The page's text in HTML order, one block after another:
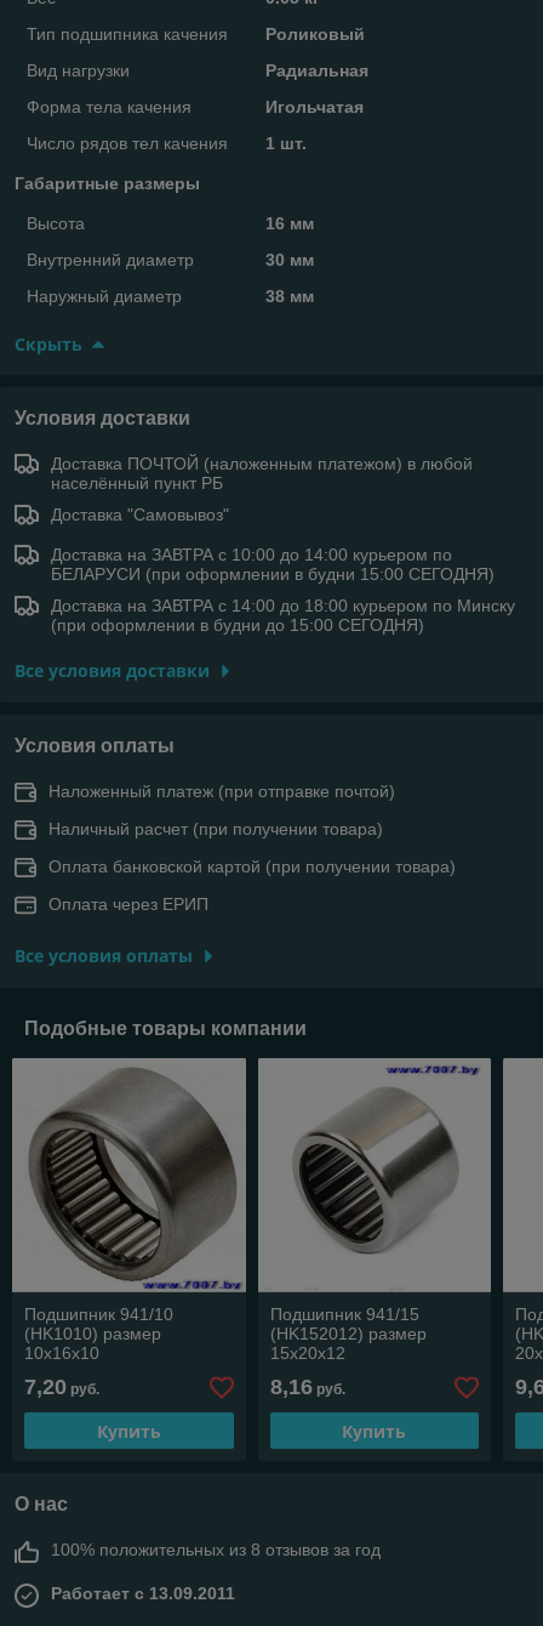
Тип подшипника качения
Роликовый
Вид нагрузки
Радиальная
Форма тела качения
Игольчатая
Число рядов тел качения
1 шт.
Габаритные размеры
Высота
16 мм
Внутренний диаметр
30 мм
Наружный диаметр
38 мм
Скрыть
Условия доставки
Доставка ПОЧТОЙ (наложенным платежом) в любой
населённый пункт РБ
Доставка "Самовывоз"
Доставка на ЗАВТРА с 10:00 до 14:00 курьером по
БЕЛАРУСИ (при оформлении в будни 15:00 СЕГОДНЯ)
Доставка на ЗАВТРА с 14:00 до 18:00 курьером по Минску
(при оформлении в будни до 15:00 СЕГОДНЯ)
Все условия доставки
Условия оплаты
Наложенный платеж (при отправке почтой)
Наличный расчет (при получении товара)
Оплата банковской картой (при получении товара)
Оплата через ЕРИП
Все условия оплаты
Подобные товары компании
Подшипник 941/10
(HK1010) размер
10х16х10
7,20 руб.
Купить
Подшипник 941/15
(HK152012) размер
15х20х12
8,16руб.
Купить
О нас
100% положительных из 8 отзывов за год
Работает с 13.09.2011